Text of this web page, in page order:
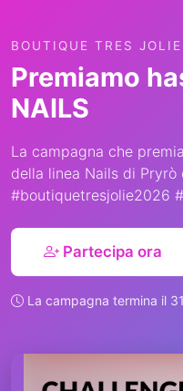
BOUTIQUE TRES JOLIE
Premiamo
NAILS
La campagna che
della linea Nails di
#boutiquetresjolie2026
Partecipa ora
La campagna termina il